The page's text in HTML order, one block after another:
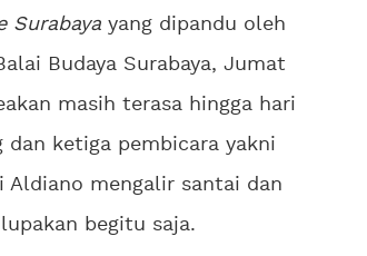
Surabaya yang dipandu oleh
Budaya Surabaya, Jumat
masih terasa hingga hari
dan ketiga pembicara yakni
Aldiano mengalir santai dan
begitu saja.